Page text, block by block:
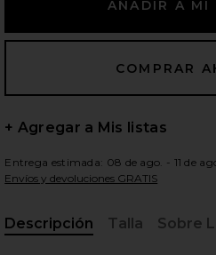
+ Agregar a Mis listas
Entrega estimada: 08 de ago. - 11 de
Envíos y devoluciones GRATIS
Descripción
Talla Sobre